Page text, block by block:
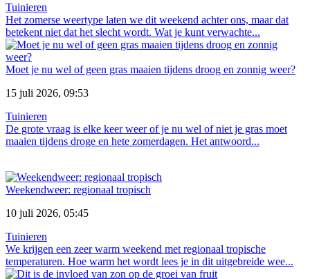
Tuinieren
Het zomerse weertype laten we dit weekend achter ons, maar dat
betekent niet dat het slecht wordt. Wat je kunt verwachte...
Moet je nu wel of geen gras maaien tijdens droog en zonnig weer?
15 juli 2026, 09:53
Tuinieren
De grote vraag is elke keer weer of je nu wel of niet je gras moet
maaien tijdens droge en hete zomerdagen. Het antwoord...
Weekendweer: regionaal tropisch
10 juli 2026, 05:45
Tuinieren
We krijgen een zeer warm weekend met regionaal tropische
temperaturen. Hoe warm het wordt lees je in dit uitgebreide wee...